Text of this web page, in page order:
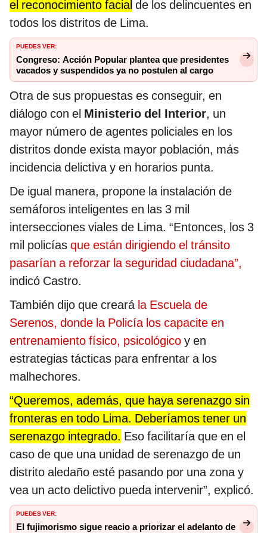
el reconocimiento facial de los delincuentes en
todos los distritos de Lima.
PUEDES VER:
Congreso: Acción Popular plantea que presidentes
vacados y suspendidos ya no postulen al cargo
Otra de sus propuestas es conseguir, en
diálogo con el Ministerio del Interior, un
mayor número de agentes policiales en los
distritos donde exista mayor población, más
incidencia delictiva y en horarios punta.
De igual manera, propone la instalación de
semáforos inteligentes en las 3 mil
intersecciones viales de Lima. “Entonces, los 3
mil policías que están dirigiendo el tránsito
pasarían a reforzar la seguridad ciudadana”,
indicó Castro.
También dijo que creará la Escuela de
Serenos, donde la Policía los capacite en
entrenamiento físico, psicológico y en
estrategias tácticas para enfrentar a los
malhechores.
“Queremos, además, que haya serenazgo sin
fronteras en todo Lima. Deberíamos tener un
serenazgo integrado. Eso facilitaría que en el
caso de que una unidad de serenazgo de un
distrito aledaño esté pasando por una zona y
vea un acto delictivo pueda intervenir”, explicó.
PUEDES VER:
El fujimorismo sigue reacio a priorizar el adelanto de